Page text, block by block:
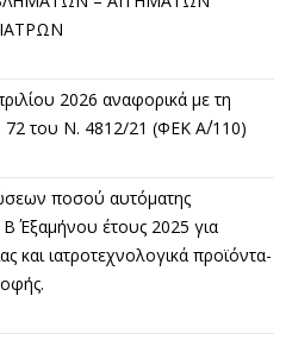
2026 αναφορικά με τη
72 του Ν. 4812/21 (ΦΕΚ Α΄/110)
ποσού αυτόματης
Εξαμήνου έτους 2025 για
και ιατροτεχνολογικά προϊόντα-